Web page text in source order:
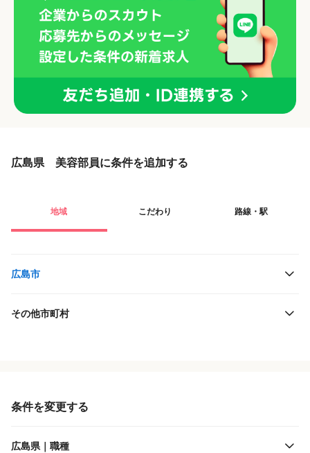
広島県 美容部員に条件を追加する
地域 こだわり 路線・駅
広島市
その他市町村
条件を変更する
広島県｜職種